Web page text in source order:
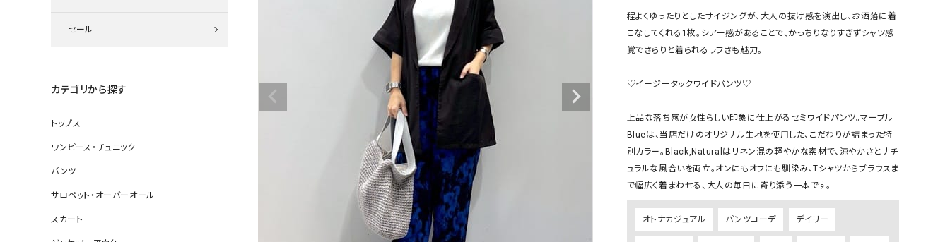
ロング・マキシ丈
その他スカート
デニムパンツ
その他のパンツ
ジャケット
コート
その他アウター
その他スカート
すべて見る
サロペット・オーバーオール
1%（イチ パーセント） LAOCOONTE（ラオコンテ）
1 metre carre（アンメートルキャレ ）
LAURA DI MAGGIO（ロー
オ）
adidas（アディダス）
ASFVLT（アスファルト） mizuiro ind（ミズイロ イン
セール
カテゴリから探す
トップス
ワンピース・チュニック
パンツ
サロペット・オーバーオール
スカート
程よくゆったりとしたサイジングが、大人の抜け感を演出し、お洒落に着
こなしてくれる1枚。シアー感があることで、かっちりなりすぎずシャツ感
覚でさらりと着られるラフさも魅力。
♡イージータックワイドパンツ♡
上品な落ち感が女性らしい印象に仕上がるセミワイドパンツ。マーブル
Blueは、当店だけのオリジナル生地を使用した、こだわりが詰まった特
別カラー。Black,Naturalはリネン混の軽やかな素材で、涼やかさとナチ
ュラルな風合いを両立。オンにもオフにも馴染み、Tシャツからブラウスま
で幅広く着まわせる、大人の毎日に寄り添う一本です。
オトナカジュアル パンツコーデ デイリー